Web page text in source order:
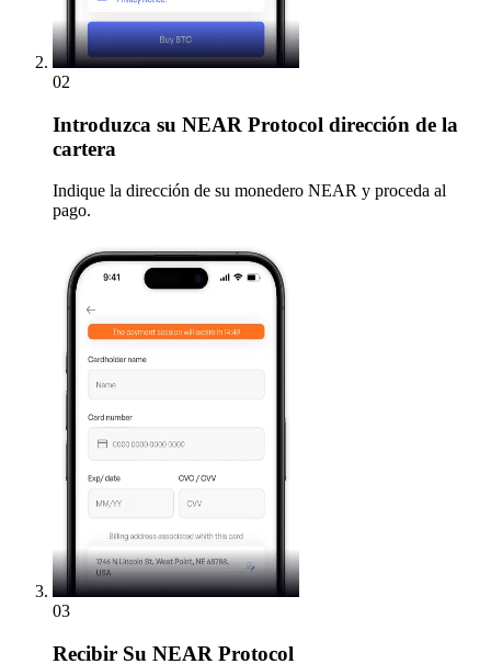
02
Introduzca su NEAR Protocol dirección de la
cartera
Indique la dirección de su monedero NEAR y proceda al
pago.
03
Recibir Su NEAR Protocol